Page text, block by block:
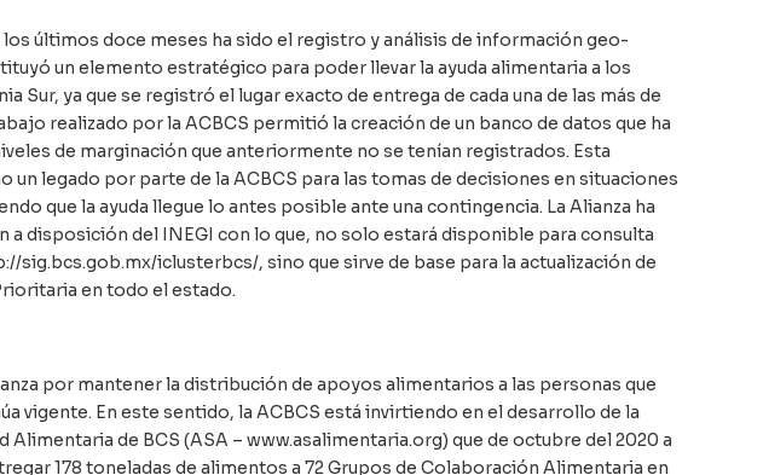
últimos doce meses ha sido el registro y análisis de información geo-
un elemento estratégico para poder llevar la ayuda alimentaria a los
Sur, ya que se registró el lugar exacto de entrega de cada una de las más de
realizado por la ACBCS permitió la creación de un banco de datos que ha
de marginación que anteriormente no se tenían registrados. Esta
un legado por parte de la ACBCS para las tomas de decisiones en situaciones
que la ayuda llegue lo antes posible ante una contingencia. La Alianza ha
a disposición del INEGI con lo que, no solo estará disponible para consulta
sig.bcs.gob.mx/iclusterbcs/, sino que sirve de base para la actualización de
en todo el estado.
por mantener la distribución de apoyos alimentarios a las personas que
vigente. En este sentido, la ACBCS está invirtiendo en el desarrollo de la
Alimentaria de BCS (ASA – www.asalimentaria.org) que de octubre del 2020 a
178 toneladas de alimentos a 72 Grupos de Colaboración Alimentaria en